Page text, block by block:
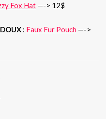
Fox Hat —-> 12$
: Faux Fur Pouch —->